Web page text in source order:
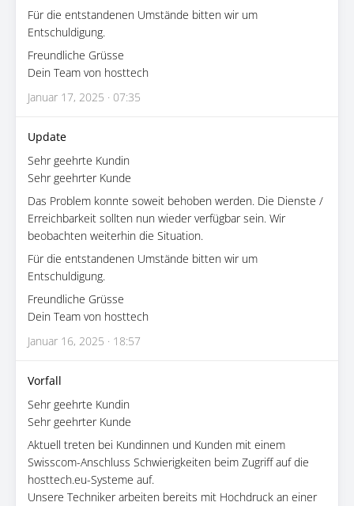
Für die entstandenen Umstände bitten wir um
Entschuldigung.
Freundliche Grüsse
Dein Team von hosttech
Januar 17, 2025 · 07:35
Update
Sehr geehrte Kundin
Sehr geehrter Kunde
Das Problem konnte soweit behoben werden. Die Dienste /
Erreichbarkeit sollten nun wieder verfügbar sein. Wir
beobachten weiterhin die Situation.
Für die entstandenen Umstände bitten wir um
Entschuldigung.
Freundliche Grüsse
Dein Team von hosttech
Januar 16, 2025 · 18:57
Vorfall
Sehr geehrte Kundin
Sehr geehrter Kunde
Aktuell treten bei Kundinnen und Kunden mit einem
Swisscom-Anschluss Schwierigkeiten beim Zugriff auf die
hosttech.eu-Systeme auf.
Unsere Techniker arbeiten bereits mit Hochdruck an einer